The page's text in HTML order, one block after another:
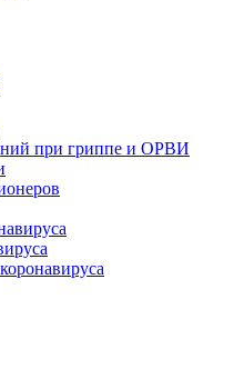
при гриппе и ОРВИ